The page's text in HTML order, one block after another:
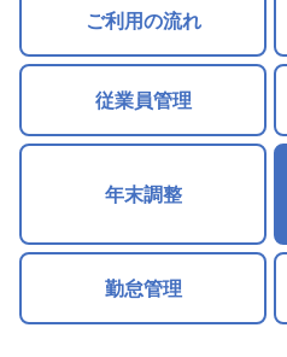
ご利用の流れ
従業員管理
年末調整
勤怠管理